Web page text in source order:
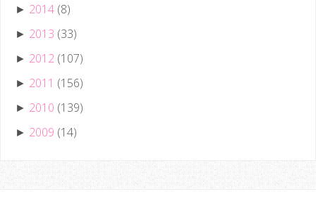
► 2014 (8)
► 2013 (33)
► 2012 (107)
► 2011 (156)
► 2010 (139)
► 2009 (14)